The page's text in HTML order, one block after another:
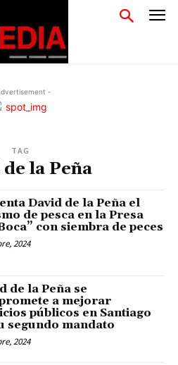
-
TAG
la Peña
David de la Peña el
de pesca en la Presa
con siembra de peces
2024
de la Peña se
a mejorar
públicos en Santiago
segundo mandato
2024